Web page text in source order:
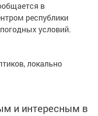
в
республики
условий.
локально
и интересным в